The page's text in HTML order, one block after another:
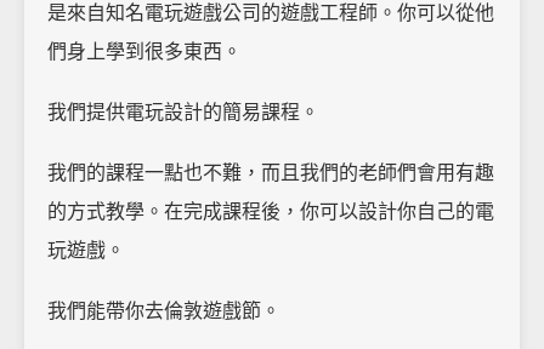
是來自知名電玩遊戲公司的遊戲工程師。你可以從他
們身上學到很多東西。
我們提供電玩設計的簡易課程。
我們的課程一點也不難，而且我們的老師們會用有趣
的方式教學。在完成課程後，你可以設計你自己的電
玩遊戲。
我們能帶你去倫敦遊戲節。